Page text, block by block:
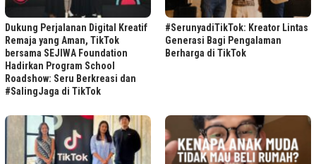
Dukung Perjalanan Digital Kreatif
Remaja yang Aman, TikTok
bersama SEJIWA Foundation
Hadirkan Program School
Roadshow: Seru Berkreasi dan
#SalingJaga di TikTok
#SerunyadiTikTok: Kreator Lintas
Generasi Bagi Pengalaman
Berharga di TikTok